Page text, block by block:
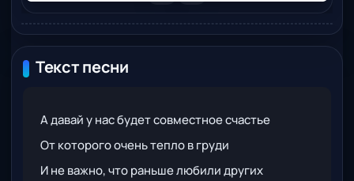
Текст песни
А давай у нас будет совместное счастье
От которого очень тепло в груди
И не важно, что раньше любили других